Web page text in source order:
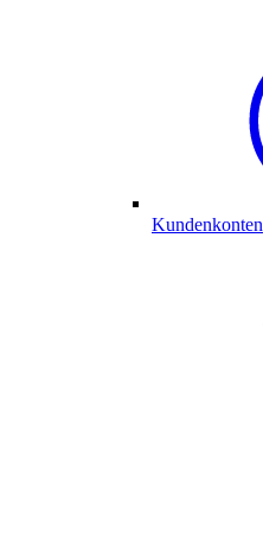
Kundenkonten